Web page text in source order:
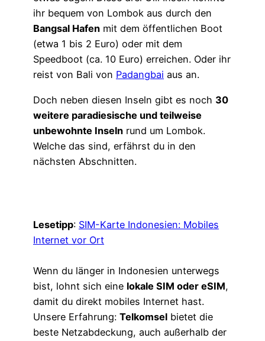
ihr bequem von Lombok aus durch den
Bangsal Hafen mit dem öffentlichen Boot
(etwa 1 bis 2 Euro) oder mit dem
Speedboot (ca. 10 Euro) erreichen. Oder ihr
reist von Bali von Padangbai aus an.
Doch neben diesen Inseln gibt es noch 30
weitere paradiesische und teilweise
unbewohnte Inseln rund um Lombok.
Welche das sind, erfährst du in den
nächsten Abschnitten.
Lesetipp: SIM-Karte Indonesien: Mobiles
Internet vor Ort
Wenn du länger in Indonesien unterwegs
bist, lohnt sich eine lokale SIM oder eSIM,
damit du direkt mobiles Internet hast.
Unsere Erfahrung: Telkomsel bietet die
beste Netzabdeckung, auch außerhalb der